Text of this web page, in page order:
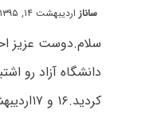
ساناز اردیبهشت ۱۴, ۱۳۹۵ at ۳:۳۵ ق٫ظ
سلام.دوست عزیز
دانشگاه آزاد رو